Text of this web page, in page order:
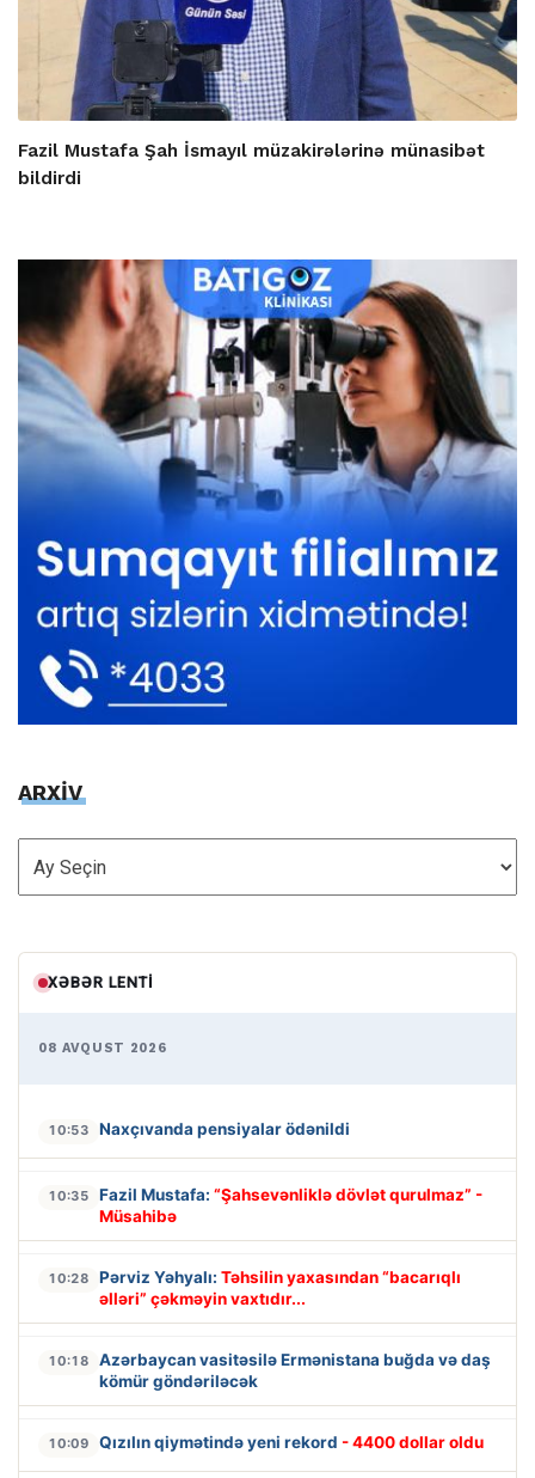
Fazil Mustafa Şah İsmayıl müzakirələrinə münasibət
bildirdi
ARXİV
ARXİV
XƏBƏR LENTI
08 AVQUST 2026
10:53 Naxçıvanda pensiyalar ödənildi
10:35 Fazil Mustafa: “Şahsevənliklə dövlət qurulmaz” -
Müsahibə
10:28 Pərviz Yəhyalı: Təhsilin yaxasından “bacarıqlı
əlləri” çəkməyin vaxtıdır...
10:18
Azərbaycan vasitəsilə Ermənistana buğda və daş
kömür göndəriləcək
10:09 Qızılın qiymətində yeni rekord - 4400 dollar oldu